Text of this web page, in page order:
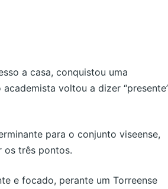
a casa, conquistou uma
voltou a dizer
para o conjunto viseense,
os três pontos.
e focado, perante um Torreense